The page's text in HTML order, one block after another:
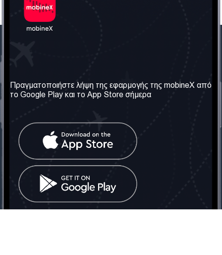
Σχετικά με εμάς
Οι Υπηρεσίες μας
Όροι & Προϋποθέσεις
Πολιτική Απορρήτου
Επικοινωνήστε μαζί μας
Ηνωμένο Βασίλειο: Λονδίνο
Τηλ: +442030340050
info@mobinex.com
Επικοινωνήστε μαζί μας
Κοινωνικά Δίκτυα
Πραγματοποιήστε λήψη της εφαρμογής της mobineX από
το Google Play και το App Store σήμερα